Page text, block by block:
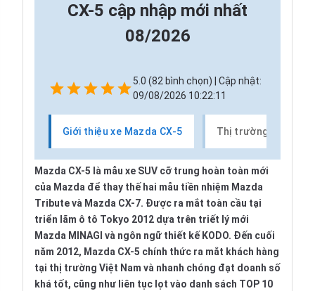
CX-5 cập nhập mới nhất
08/2026
5.0 (82 bình chọn) | Cập nhật:
09/08/2026 10:22:11
Giới thiệu xe Mazda CX-5 Thị trường xe
Mazda CX-5 là mẫu xe SUV cỡ trung hoàn toàn mới
của Mazda để thay thế hai mẫu tiền nhiệm Mazda
Tribute và Mazda CX-7. Được ra mắt toàn cầu tại
triển lãm ô tô Tokyo 2012 dựa trên triết lý mới
Mazda MINAGI và ngôn ngữ thiết kế KODO. Đến cuối
năm 2012, Mazda CX-5 chính thức ra mắt khách hàng
tại thị trường Việt Nam và nhanh chóng đạt doanh số
khá tốt, cũng như liên tục lọt vào danh sách TOP 10